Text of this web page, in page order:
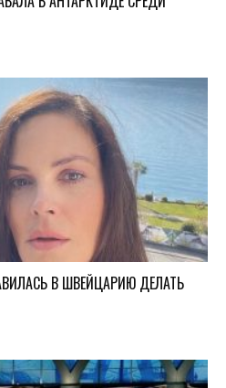
В ШВЕЙЦАРИЮ ДЕЛАТЬ